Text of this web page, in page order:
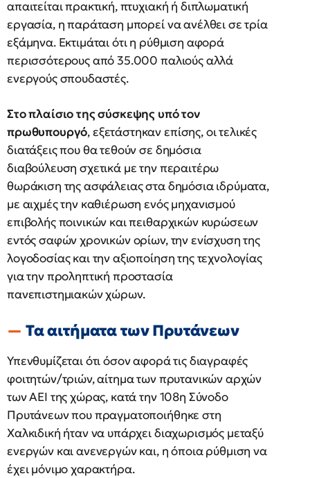
απαιτείται πρακτική, πτυχιακή ή διπλωματική
εργασία, η παράταση μπορεί να ανέλθει σε τρία
εξάμηνα. Εκτιμάται ότι η ρύθμιση αφορά
περισσότερους από 35.000 παλιούς αλλά
ενεργούς σπουδαστές.
Στο πλαίσιο της σύσκεψης υπό τον
πρωθυπουργό, εξετάστηκαν επίσης, οι τελικές
διατάξεις που θα τεθούν σε δημόσια
διαβούλευση σχετικά με την περαιτέρω
θωράκιση της ασφάλειας στα δημόσια ιδρύματα,
με αιχμές την καθιέρωση ενός μηχανισμού
επιβολής ποινικών και πειθαρχικών κυρώσεων
εντός σαφών χρονικών ορίων, την ενίσχυση της
λογοδοσίας και την αξιοποίηση της τεχνολογίας
για την προληπτική προστασία
πανεπιστημιακών χώρων.
Τα αιτήματα των Πρυτάνεων
Υπενθυμίζεται ότι όσον αφορά τις διαγραφές
φοιτητών/τριών, αίτημα των πρυτανικών αρχών
των ΑΕΙ της χώρας, κατά την 108η Σύνοδο
Πρυτάνεων που πραγματοποιήθηκε στη
Χαλκιδική ήταν να υπάρχει διαχωρισμός μεταξύ
ενεργών και ανενεργών και, η όποια ρύθμιση να
έχει μόνιμο χαρακτήρα.